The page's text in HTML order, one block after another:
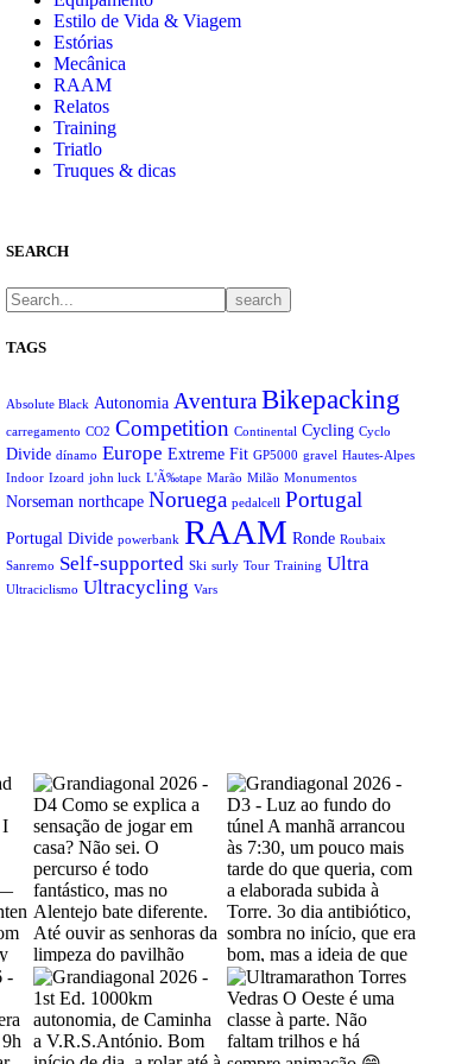
Estilo de Vida & Viagem
Estórias
Mecânica
RAAM
Relatos
Training
Triatlo
Truques & dicas
SEARCH
search
TAGS
Absolute Black Autonomia AventuraBikepacking
carregamento CO2 Competition Continental Cycling Cyclo
Divide dínamo Europe Extreme Fit GP5000 gravel Hautes-Alpes
Indoor Izoard john luck L'Ã‰tape Marão Milão Monumentos
Norseman northcape Noruega pedalcell Portugal
Portugal Divide powerbank RAAM Ronde Roubaix
Sanremo Self-supported Ski surly Tour Training Ultra
Ultraciclismo Ultracycling Vars